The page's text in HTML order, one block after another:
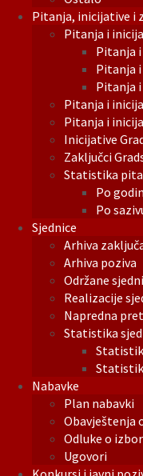
Pitanja, inicijative i
Pitanja i
Pitanja
Pitanja
Pitanja
Pitanja i
Pitanja i
Inicijative
Zaključci
Statistika
Po
Po
Sjednice
Arhiva
Arhiva poziva
Održane
Realizacije
Napredna
Statistika
Nabavke
Plan nabavki
Obavještenja
Odluke o
Ugovori